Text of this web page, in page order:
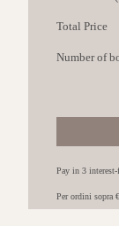
Total Price
Number of
Pay in 3
Per ordini sopra